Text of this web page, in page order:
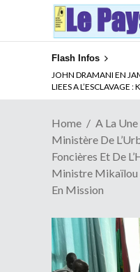
Flash Infos
JOHN DRAMANI EN
LIEES A
ABSENCE
Qui pilote le Cameroun
Home
A La Une
Ministère De
Foncières Et De
Ministre Mikaïlou
En Mission